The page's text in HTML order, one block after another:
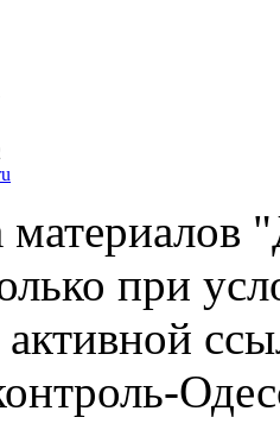
материалов
при
активной